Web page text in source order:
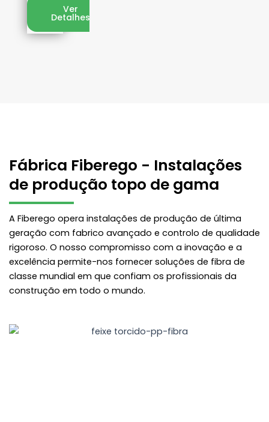
Ver
Detalhes
Fábrica Fiberego - Instalações
de produção topo de gama
A Fiberego opera instalações de produção de última
geração com fabrico avançado e controlo de qualidade
rigoroso. O nosso compromisso com a inovação e a
excelência permite-nos fornecer soluções de fibra de
classe mundial em que confiam os profissionais da
construção em todo o mundo.